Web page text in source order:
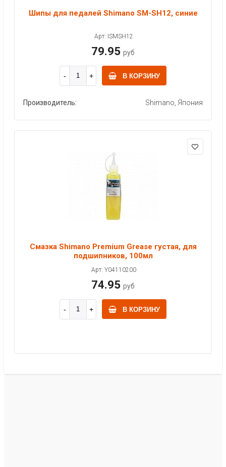
Шипы для педалей Shimano SM-SH12, синие
Арт: ISMSH12
79.95 руб
В КОРЗИНУ
Производитель: Shimano, Япония
Смазка Shimano Premium Grease густая, для
подшипников, 100мл
Арт: Y04110200
74.95 руб
В КОРЗИНУ